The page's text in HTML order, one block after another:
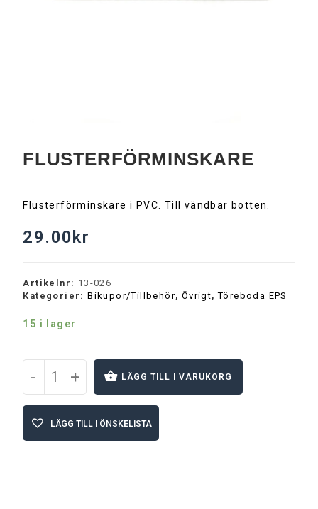
FLUSTERFÖRMINSKARE
Flusterförminskare i PVC. Till vändbar botten.
29.00 kr
Artikelnr: 13-026
Kategorier:Bikupor/Tillbehör, Övrigt,Töreboda EPS
15 i lager
- + LÄGG TILL I VARUKORG
e
LÄGG TILL I ÖNSKELISTA